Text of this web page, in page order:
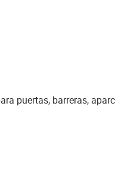
puertas, barreras,